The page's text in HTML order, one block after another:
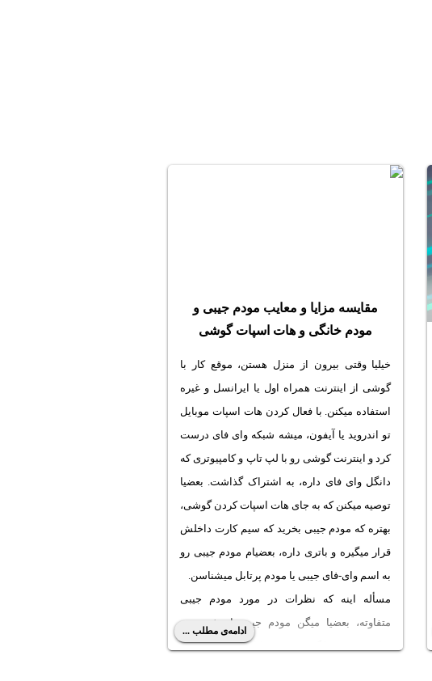
مقایسه مزایا و معایب مودم جیبی و
مودم خانگی و هات اسپات گوشی
خیلیا وقتی بیرون از منزل هستن، موقع کار با
گوشی از اینترنت همراه اول یا ایرانسل و غیره
استفاده میکنن. با فعال کردن هات اسپات موبایل
تو اندروید یا آیفون، میشه شبکه وای فای درست
کرد و اینترنت گوشی رو با لپ تاپ و کامپیوتری که
دانگل وای فای داره، به اشتراک گذاشت. بعضیا
توصیه میکنن که به جای هات اسپات کردن گوشی،
بهتره که مودم جیبی بخرید که سیم کارت داخلش
قرار میگیره و باتری داره، بعضیام مودم جیبی رو
به اسم وای-فای جیبی یا مودم پرتابل میشناسن.
مسأله اینه که نظرات در مورد مودم جیبی
متفاوته، بعضیا میگن مودم جیبی ارزش خرید
نداره و میشه با گوشی همون کار رو انجام داد. تو
ادامه‌ی مطلب ...